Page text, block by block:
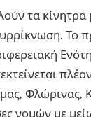
τα κίνητρα
Το
Φλώρινας,
νομών με